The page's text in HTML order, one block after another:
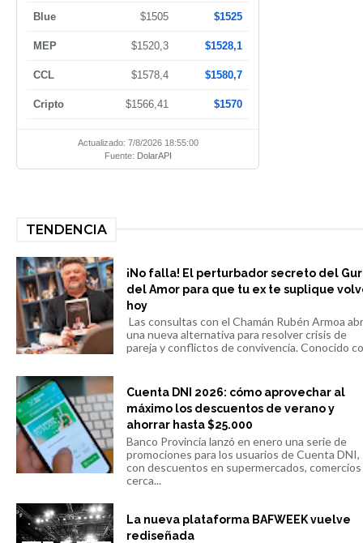
Blue $1505 $1525
MEP $1520,3 $1528,1
CCL $1578,4 $1580,7
Cripto $1566,41 $1570
Actualizado: 7/8/2026 18:55:00
Fuente: DolarAPI
TENDENCIA
¡No falla! El perturbador secreto del
del Amor para que tu ex te suplique
hoy
Las consultas con el Chamán Rubén Armoa
una nueva alternativa para resolver crisis de
pareja y conflictos de convivencia. Conocido
Cuenta DNI 2026: cómo aprovechar al
máximo los descuentos de verano y
ahorrar hasta $25.000
Banco Provincia lanzó en enero una serie de
promociones para los usuarios de Cuenta DNI,
con descuentos en supermercados,
cerca...
La nueva plataforma BAFWEEK vuelve
rediseñada